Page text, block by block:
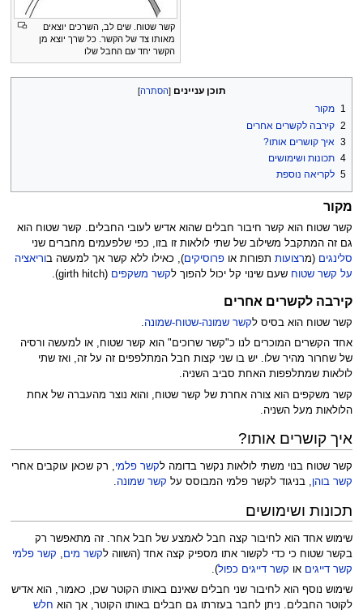
קשר שטוח. שים לב, השרכים יוצאים
מאותו צד של הקשר. כל שרך יוצא מן
הקשר יחד עם החבל שלו
תוכן עניינים
1 מקור
2 קירבה לקשרים אחרים
3 איך קושרים אותו?
4 תכונות ושימושים
5 לקריאה נוספת
מקור
קשר שטוח הוא קשר חיבור חבלים שהוא אדיש לעובי החבלים. קשר שטוח הוא
גם זה המתקבל משילוב של שתי לולאות זו בזו, כפי שלפעמים מחברים שני
סלינגים (מרצועותתפורות או פרוסיקים), כאילו ללא קשר אך למעשה בוריאציה
על קשר שטוח שעם שינוי קל יכול להפוך לקשר משקפים (girth hitch).
קירבה לקשרים אחרים
קשר שטוח הוא בסיס לקשר שמונה-שטוח-שמונה.
אחד הקשרים המוכרים לנו כ"קשר שרוכים" הוא קשר שטוח, או למעשה ורסיה
של שחרור מהיר שלו. יש בו שני קצות חבל המתלפפים זה על זה, ואז שתי
לולאות שמתלפפות האחת סביב השניה.
קשר משקפים הוא צורה אחרת של קשר שטוח, והוא נוצר מהעברה של אחת
הלולאות מעל השניה.
איך קושרים אותו?
קשר שטוח בנוי משתי לולאות נקשר בדומה לקשר פלמי, רק שכאן עוקבים אחרי
קשר בוהן, בניגוד לקשר פלמי המבוסס על קשר שמונה.
תכונות ושימושים
שימוש אחד הוא לחיבור קצה חבל לאמצע של חבל אחר. זה מתאפשר רק
בקשר שטוח כי כדי לקשור אתו מספיק קצה אחד (השווה לקשר מים
קשר פלמי
קשר דייגים או קשר דייגים כפול).
שימוש נוסף הוא לחיבור שני חבלים שאינם באותו הקוטר שכן, כאמור, הוא אדיש
לקוטר החבלים. ניתן לחבר בעזרתו גם חבלים באותו הקוטר, אך הוא חלש